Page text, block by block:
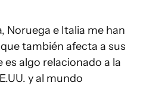
Noruega e Italia me han
también afecta a sus
es algo relacionado a la
y al mundo